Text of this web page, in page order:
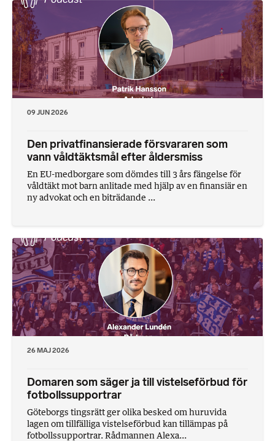
09 JUN 2026
Den privatfinansierade försvararen som
vann våldtäktsmål efter åldersmiss
En EU-medborgare som dömdes till 3 års fängelse för
våldtäkt mot barn anlitade med hjälp av en finansiär en
ny advokat och en biträdande ...
26 MAJ 2026
Domaren som säger ja till vistelseförbud för
fotbollssupportrar
Göteborgs tingsrätt ger olika besked om huruvida
lagen om tillfälliga vistelseförbud kan tillämpas på
fotbollssupportrar. Rådmannen Alexa...